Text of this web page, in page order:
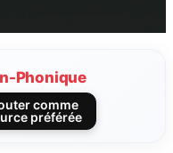
Phonique
comme
préférée